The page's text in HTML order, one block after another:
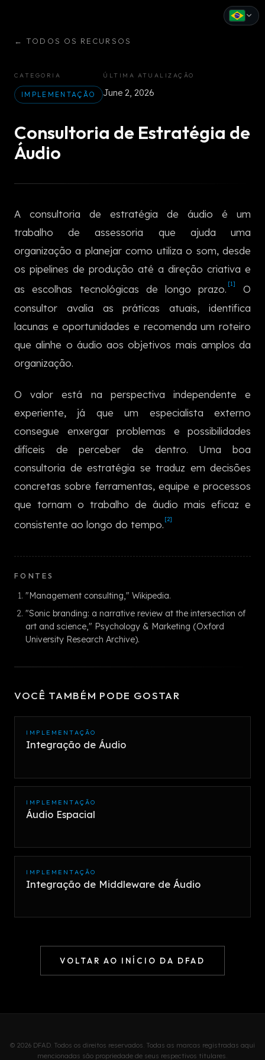
← TODOS OS RECURSOS
CATEGORIA
IMPLEMENTAÇÃO
ÚLTIMA ATUALIZAÇÃO
June 2, 2026
Consultoria de Estratégia de
Áudio
A consultoria de estratégia de áudio é um
trabalho de assessoria que ajuda uma
organização a planejar como utiliza o som, desde
os pipelines de produção até a direção criativa e
as escolhas tecnológicas de longo prazo. [1]
O
consultor avalia as práticas atuais, identifica
lacunas e oportunidades e recomenda um roteiro
que alinhe o áudio aos objetivos mais amplos da
organização.
O valor está na perspectiva independente e
experiente, já que um especialista externo
consegue enxergar problemas e possibilidades
difíceis de perceber de dentro. Uma boa
consultoria de estratégia se traduz em decisões
concretas sobre ferramentas, equipe e processos
que tornam o trabalho de áudio mais eficaz e
consistente ao longo do tempo. [2]
FONTES
"Management consulting," Wikipedia.
"Sonic branding: a narrative review at the intersection of
art and science," Psychology & Marketing (Oxford
University Research Archive).
VOCÊ TAMBÉM PODE GOSTAR
IMPLEMENTAÇÃO
Integração de Áudio
IMPLEMENTAÇÃO
Áudio Espacial
IMPLEMENTAÇÃO
Integração de Middleware de Áudio
VOLTAR AO INÍCIO DA DFAD
© 2026 DFAD. Todos os direitos reservados. Todas as marcas registradas aqui
mencionadas são propriedade de seus respectivos titulares.
日本語
한국어